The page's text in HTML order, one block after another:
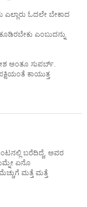
ಓದಲೇ ಬೇಕಾದ
ಎಂಬುದನ್ನು
ಅಂತೂ ಸುಪರ್ಬ್.
ಕಾಯುತ್ತ
ಬರೆದಿದ್ದೆ, ಅವರ
ಏನೊ
ಮತ್ತೆ ಮತ್ತೆ